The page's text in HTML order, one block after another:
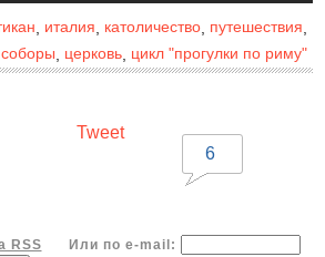
италия католичество, путешествия
соборы церковь, цикл "прогулки по риму"
Tweet
6
RSS
Или по e-mail: